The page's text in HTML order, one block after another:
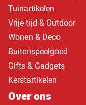
Tuinartikelen
Vrije tijd & Outdoor
Wonen & Deco
Buitenspeelgoed
Gifts & Gadgets
Kerstartikelen
Over ons